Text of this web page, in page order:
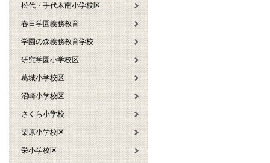
松代・手代木南小学校区
春日学園義務教育
学園の森義務教育学校
研究学園小学校区
葛城小学校区
沼崎小学校区
さくら小学校
栗原小学校区
栄小学校区